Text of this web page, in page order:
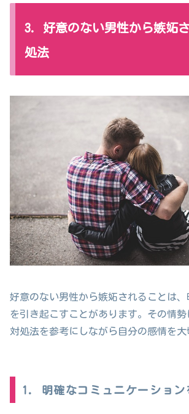
3. 好意のない男性から嫉妬
処法
好意のない男性から嫉妬されることは
を引き起こすことがあります。その情
対処法を参考にしながら自分の感情を大
1. 明確なコミュニケーション